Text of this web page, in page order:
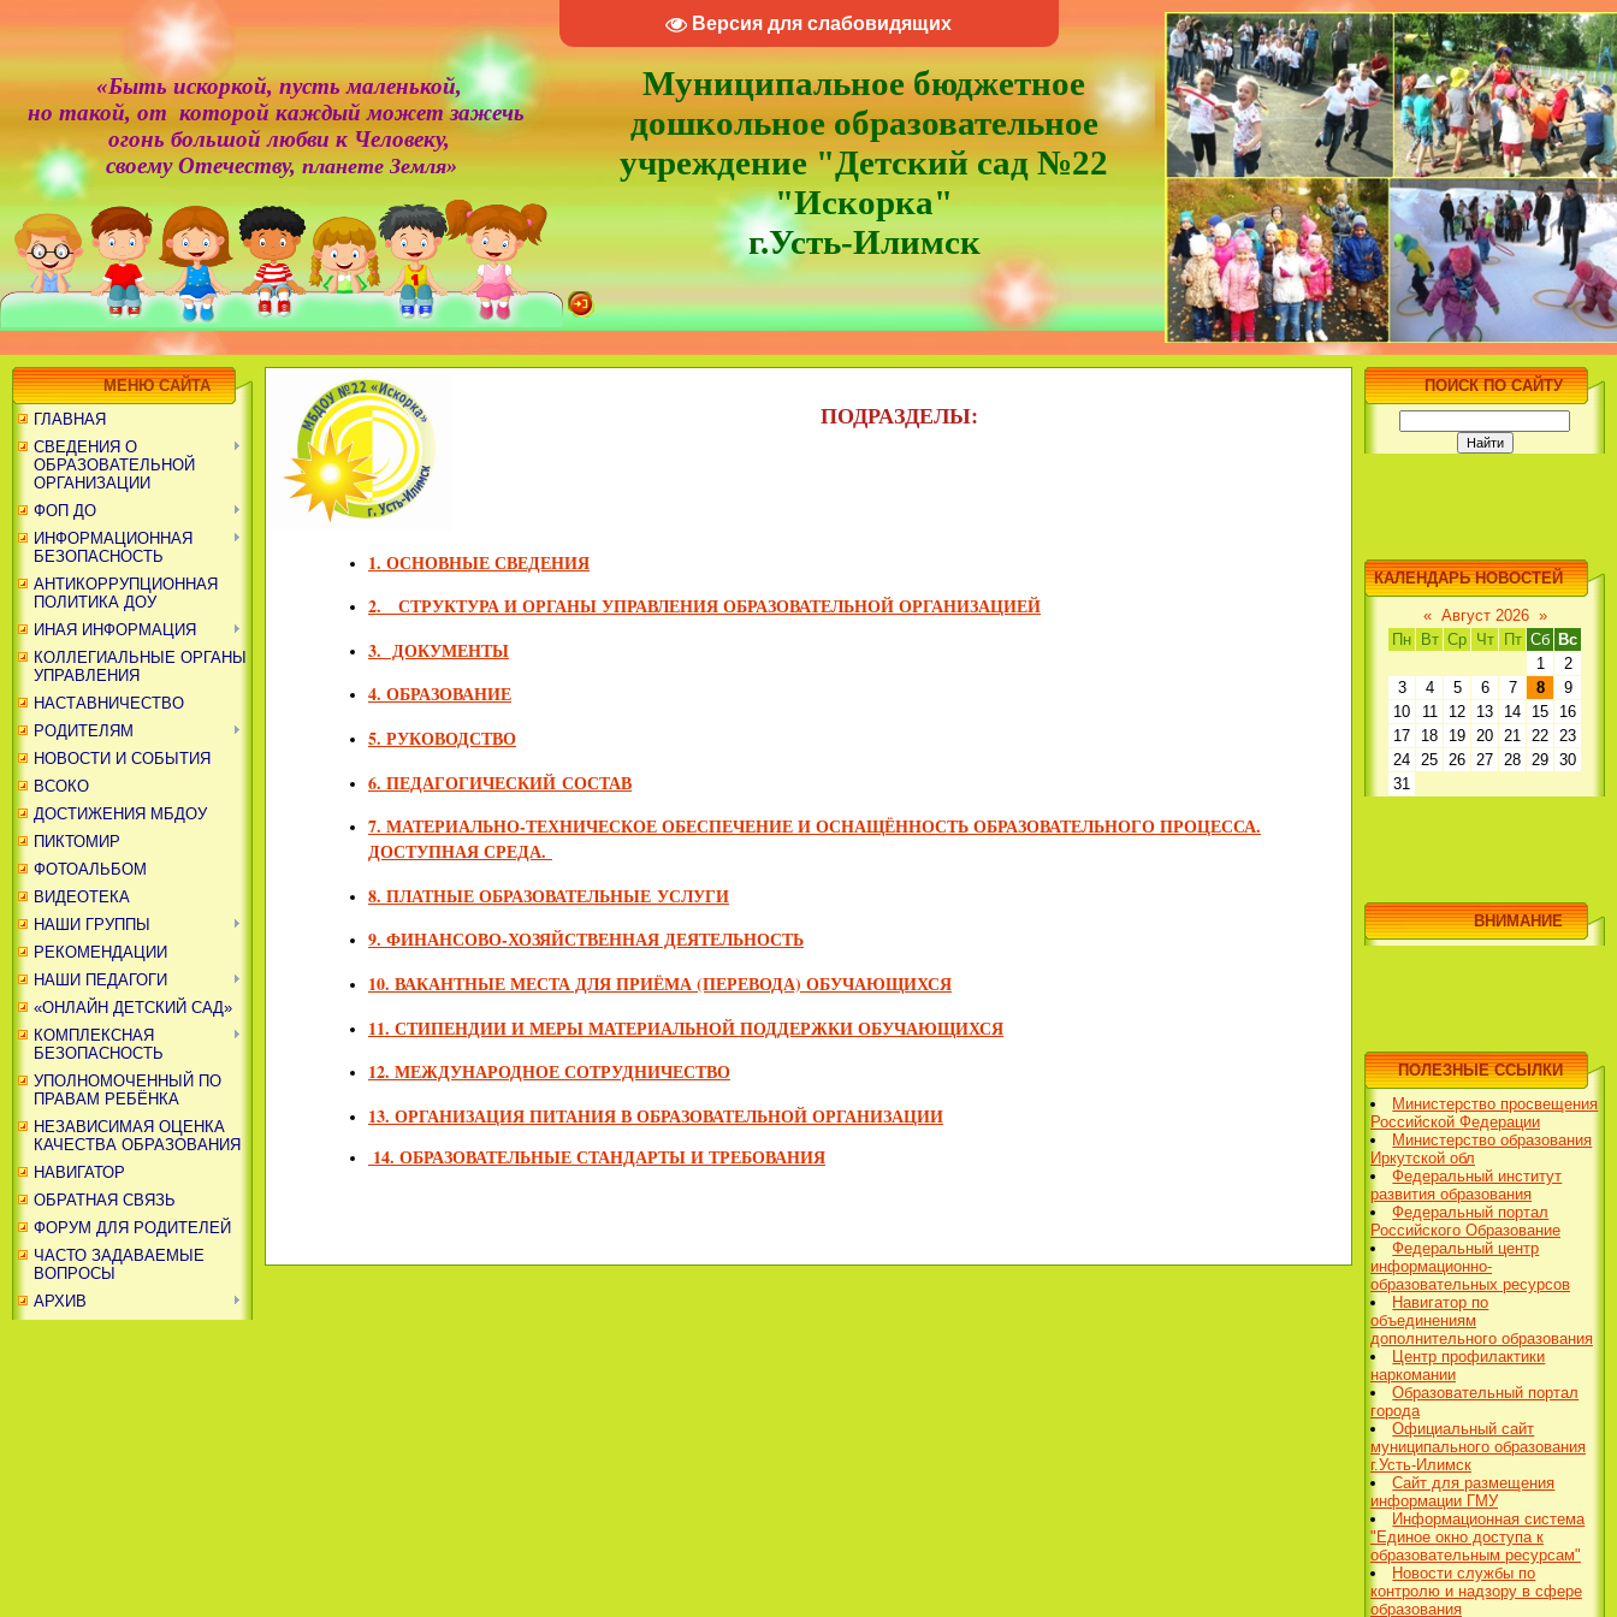
Версия для слабовидящих
«Быть искоркой, пусть маленькой,
но такой, от которой каждый может зажечь
огонь большой любви к Человеку,
своему Отечеству, планете Земля»
Муниципальное бюджетное
дошкольное образовательное
учреждение "Детский сад №22
"Искорка"
г.Усть-Илимск
МЕНЮ САЙТА
ГЛАВНАЯ
СВЕДЕНИЯ О
ОБРАЗОВАТЕЛЬНОЙ
ОРГАНИЗАЦИИ
ФОП ДО
ИНФОРМАЦИОННАЯ
БЕЗОПАСНОСТЬ
АНТИКОРРУПЦИОННАЯ
ПОЛИТИКА ДОУ
ИНАЯ ИНФОРМАЦИЯ
КОЛЛЕГИАЛЬНЫЕ ОРГАНЫ
УПРАВЛЕНИЯ
НАСТАВНИЧЕСТВО
РОДИТЕЛЯМ
НОВОСТИ И СОБЫТИЯ
ВСОКО
ДОСТИЖЕНИЯ МБДОУ
ПИКТОМИР
ФОТОАЛЬБОМ
ВИДЕОТЕКА
НАШИ ГРУППЫ
РЕКОМЕНДАЦИИ
НАШИ ПЕДАГОГИ
«ОНЛАЙН ДЕТСКИЙ САД»
КОМПЛЕКСНАЯ
БЕЗОПАСНОСТЬ
УПОЛНОМОЧЕННЫЙ ПО
ПРАВАМ РЕБЁНКА
НЕЗАВИСИМАЯ ОЦЕНКА
КАЧЕСТВА ОБРАЗОВАНИЯ
НАВИГАТОР
ОБРАТНАЯ СВЯЗЬ
ФОРУМ ДЛЯ РОДИТЕЛЕЙ
ЧАСТО ЗАДАВАЕМЫЕ
ВОПРОСЫ
АРХИВ
ПОДРАЗДЕЛЫ:
1. ОСНОВНЫЕ СВЕДЕНИЯ
2. СТРУКТУРА И ОРГАНЫ УПРАВЛЕНИЯ ОБРАЗОВАТЕЛЬНОЙ ОРГАНИЗАЦИЕЙ
3. ДОКУМЕНТЫ
4. ОБРАЗОВАНИЕ
5. РУКОВОДСТВО
6. ПЕДАГОГИЧЕСКИЙ СОСТАВ
7. МАТЕРИАЛЬНО-ТЕХНИЧЕСКОЕ ОБЕСПЕЧЕНИЕ И ОСНАЩЁННОСТЬ ОБРАЗОВАТЕЛЬНОГО ПРОЦЕССА.
ДОСТУПНАЯ СРЕДА.
8. ПЛАТНЫЕ ОБРАЗОВАТЕЛЬНЫЕ УСЛУГИ
9. ФИНАНСОВО-ХОЗЯЙСТВЕННАЯ ДЕЯТЕЛЬНОСТЬ
10. ВАКАНТНЫЕ МЕСТА ДЛЯ ПРИЁМА (ПЕРЕВОДА) ОБУЧАЮЩИХСЯ
11. СТИПЕНДИИ И МЕРЫ МАТЕРИАЛЬНОЙ ПОДДЕРЖКИ ОБУЧАЮЩИХСЯ
12. МЕЖДУНАРОДНОЕ СОТРУДНИЧЕСТВО
13. ОРГАНИЗАЦИЯ ПИТАНИЯ В ОБРАЗОВАТЕЛЬНОЙ ОРГАНИЗАЦИИ
14. ОБРАЗОВАТЕЛЬНЫЕ СТАНДАРТЫ И ТРЕБОВАНИЯ
ПОИСК ПО САЙТУ
КАЛЕНДАРЬ НОВОСТЕЙ
« Август 2026 »
Пн
Вт Ср Чт Пт Сб Вс
1
2
3
4 5 6 7 8
9
10
11 12 13 14 15
16
17
18 19 20 21 22 23
24 25 26 27 28 29 30
31
ВНИМАНИЕ
ПОЛЕЗНЫЕ ССЫЛКИ
Министерство просвещения
Российской Федерации
Министерство образования
Иркутской обл
Федеральный институт
развития образования
Федеральный портал
Российского Образование
Федеральный центр
информационно-
образовательных ресурсов
Навигатор по
объединениям
дополнительного образования
Центр профилактики
наркомании
Образовательный портал
города
Официальный сайт
муниципального образования
г.Усть-Илимск
Сайт для размещения
информации ГМУ
Информационная система
"Единое окно доступа к
образовательным ресурсам"
Новости службы по
контролю и надзору в сфере
образования